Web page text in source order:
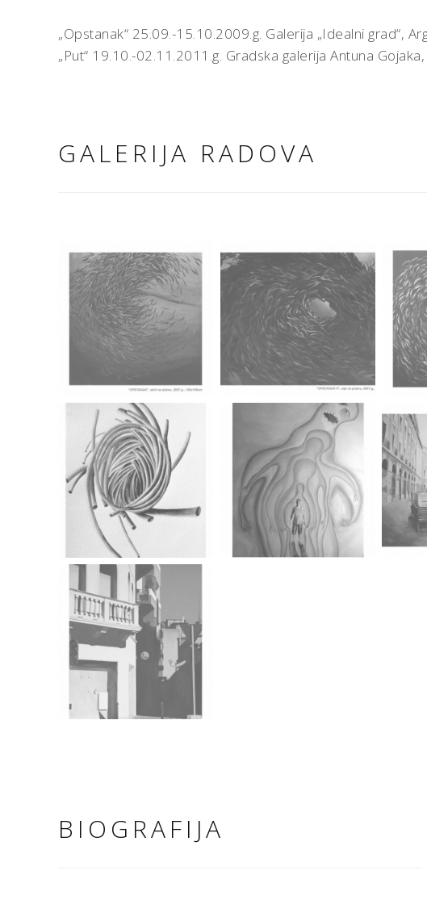
„Opstanak“ 25.09.-15.10.2009.g. Galerija „Idealni grad“,
„Put“ 19.10.-02.11.2011.g. Gradska galerija Antuna
GALERIJA RADOVA
BIOGRAFIJA